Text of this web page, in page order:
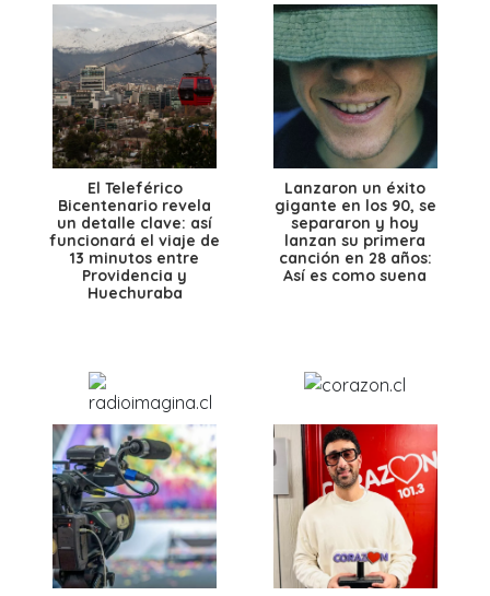
El Teleférico
Bicentenario revela
un detalle clave: así
funcionará el viaje de
13 minutos entre
Providencia y
Huechuraba
Lanzaron un éxito
gigante en los 90, se
separaron y hoy
lanzan su primera
canción en 28 años:
Así es como suena